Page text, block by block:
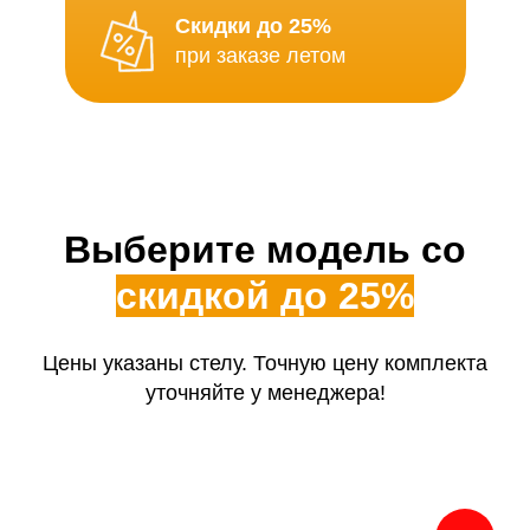
Скидки до 25%
при заказе летом
Выберите модель со
скидкой до 25%
Цены указаны стелу. Точную цену комплекта
уточняйте у менеджера!